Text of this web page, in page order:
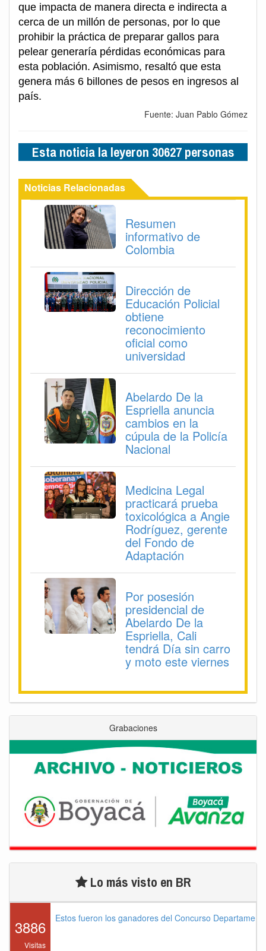
que impacta de manera directa e indirecta a
cerca de un millón de personas, por lo que
prohibir la práctica de preparar gallos para
pelear generaría pérdidas económicas para
esta población. Asimismo, resaltó que esta
genera más 6 billones de pesos en ingresos al
país.
Fuente: Juan Pablo Gómez
Esta noticia la leyeron 30627 personas
Noticias Relacionadas
Resumen
informativo de
Colombia
Dirección de
Educación Policial
obtiene
reconocimiento
oficial como
universidad
Abelardo De la
Espriella anuncia
cambios en la
cúpula de la Policía
Nacional
Medicina Legal
practicará prueba
toxicológica a Angie
Rodríguez, gerente
del Fondo de
Adaptación
Por posesión
presidencial de
Abelardo De la
Espriella, Cali
tendrá Día sin carro
y moto este viernes
Grabaciones
Lo más visto en BR
3886
Visitas
Estos fueron los ganadores del Concurso